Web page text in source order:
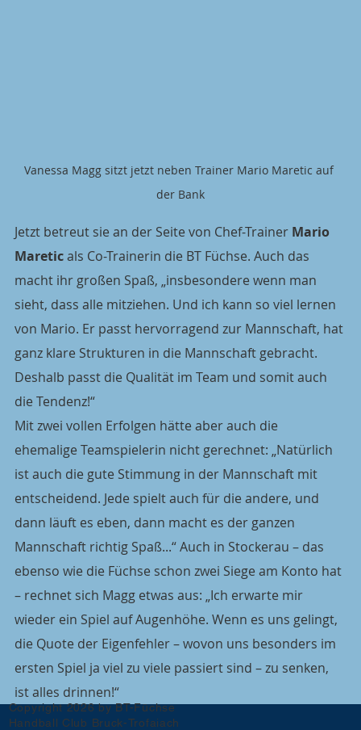
Vanessa Magg sitzt jetzt neben Trainer Mario Maretic auf
der Bank
Jetzt betreut sie an der Seite von Chef-Trainer Mario
Maretic als Co-Trainerin die BT Füchse. Auch das
macht ihr großen Spaß, „insbesondere wenn man
sieht, dass alle mitziehen. Und ich kann so viel lernen
von Mario. Er passt hervorragend zur Mannschaft, hat
ganz klare Strukturen in die Mannschaft gebracht.
Deshalb passt die Qualität im Team und somit auch
die Tendenz!“
Mit zwei vollen Erfolgen hätte aber auch die
ehemalige Teamspielerin nicht gerechnet: „Natürlich
ist auch die gute Stimmung in der Mannschaft mit
entscheidend. Jede spielt auch für die andere, und
dann läuft es eben, dann macht es der ganzen
Mannschaft richtig Spaß...“ Auch in Stockerau – das
ebenso wie die Füchse schon zwei Siege am Konto hat
– rechnet sich Magg etwas aus: „Ich erwarte mir
wieder ein Spiel auf Augenhöhe. Wenn es uns gelingt,
die Quote der Eigenfehler – wovon uns besonders im
ersten Spiel ja viel zu viele passiert sind – zu senken,
ist alles drinnen!“
Copyright 2026 by BT-Füchse
Handball Club Bruck-Trofaiach